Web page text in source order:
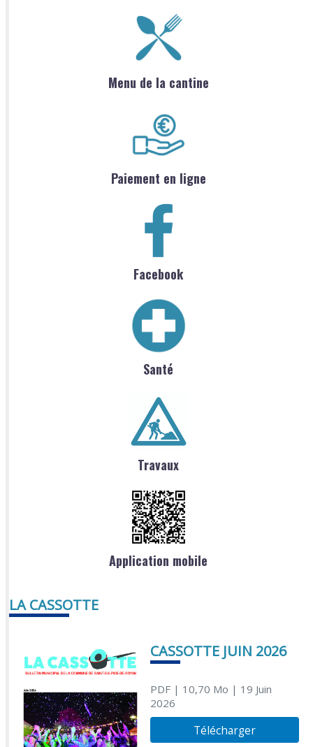
Menu de la cantine
Paiement en ligne
Facebook
Santé
Travaux
Application mobile
LA CASSOTTE
CASSOTTE JUIN 2026
PDF| 10,70 Mo | 19 Juin
2026
Télécharger